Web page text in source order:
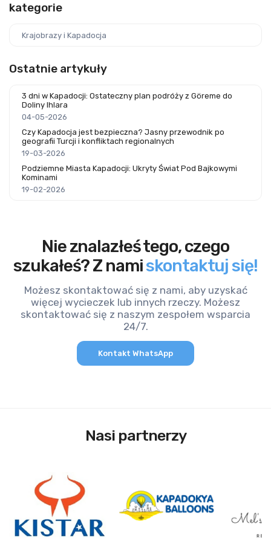
kategorie
Krajobrazy i Kapadocja
Ostatnie artykuły
3 dni w Kapadocji: Ostateczny plan podróży z Göreme do
Doliny Ihlara
04-05-2026
Czy Kapadocja jest bezpieczna? Jasny przewodnik po
geografii Turcji i konfliktach regionalnych
19-03-2026
Podziemne Miasta Kapadocji: Ukryty Świat Pod Bajkowymi
Kominami
19-02-2026
Nie znalazłeś tego, czego
szukałeś? Z namiskontaktuj się!
Możesz skontaktować się z nami, aby uzyskać
więcej wycieczek lub innych rzeczy. Możesz
skontaktować się z naszym zespołem wsparcia
24/7.
Kontakt WhatsApp
Nasi partnerzy